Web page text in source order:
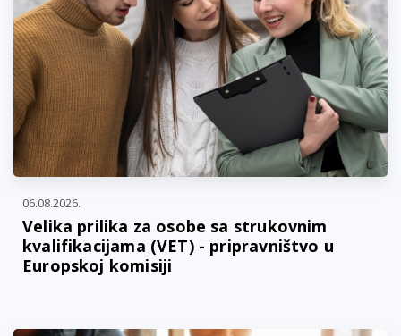
06.08.2026.
Velika prilika za osobe sa strukovnim
kvalifikacijama (VET) - pripravništvo u
Europskoj komisiji